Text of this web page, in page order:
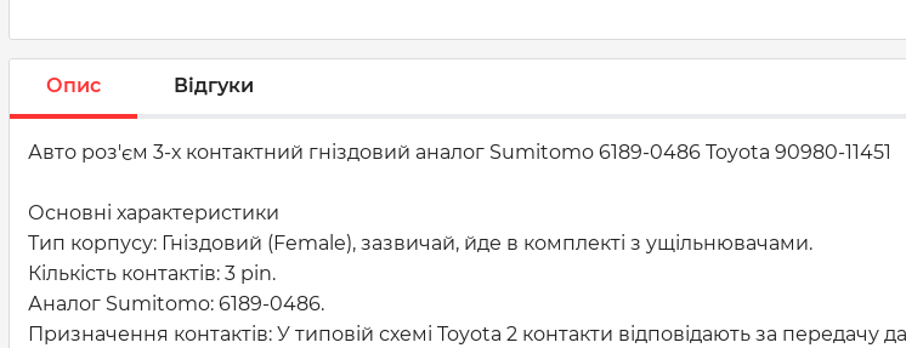
Опис Відгуки
Авто роз'єм 3-х контактний гніздовий аналог Sumitomo 6189-0486 Toyota 90980-11451
Основні характеристики
Тип корпусу: Гніздовий (Female), зазвичай, йде в комплекті з ущільнювачами.
Кількість контактів: 3 pin.
Аналог Sumitomo: 6189-0486.
Призначення контактів: У типовій схемі Toyota 2 контакти відповідають за